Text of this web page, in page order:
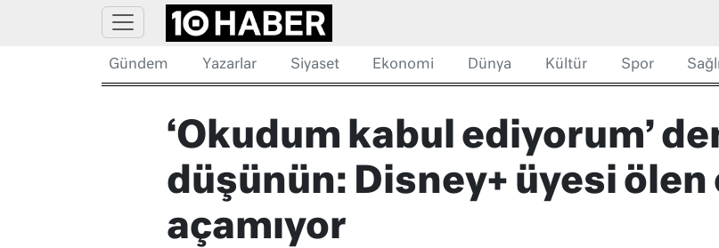
Gündem Yazarlar Siyaset Ekonomi Dünya Kültür Spor
‘Okudum kabul ediyorum’
düşünün: Disney+ üyesi ölen
açamıyor